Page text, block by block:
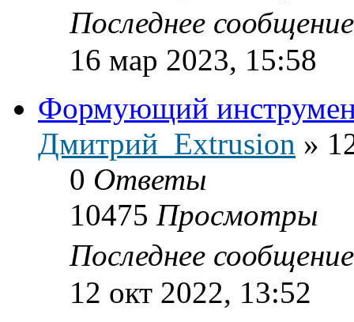
Последнее
16 мар 2023, 15:58
Формующий
Дмитрий_Extrusion »
0 Ответы
10475 Просмотры
Последнее
12 окт 2022, 13:52